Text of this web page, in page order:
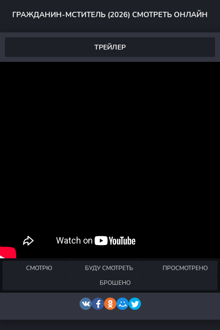
ГРАЖДАНИН-МСТИТЕЛЬ (2026) СМОТРЕТЬ ОНЛАЙН
ТРЕЙЛЕР
СМОТРЮ БУДУ СМОТРЕТЬ
ПРОСМОТРЕНО
БРОШЕНО